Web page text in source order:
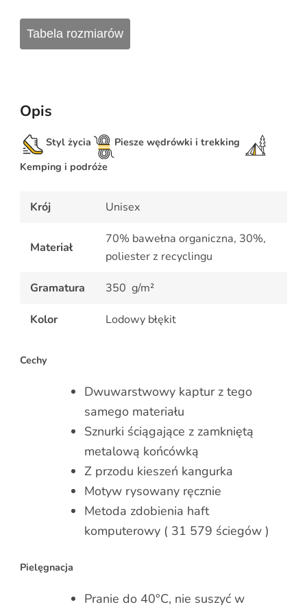
"WĘDROWIEC"
Tabela rozmiarów
Opis
Styl życia
Piesze wędrówki i trekking
Kemping i podróże
Krój Unisex
Materiał
70% bawełna organiczna, 30%,
poliester z recyclingu
Gramatura 350 g/m²
Kolor Lodowy błękit
Cechy
Dwuwarstwowy kaptur z tego
samego materiału
Sznurki ściągające z zamkniętą
metalową końcówką
Z przodu kieszeń kangurka
Motyw rysowany ręcznie
Metoda zdobienia haft
komputerowy ( 31 579 ściegów )
Pielęgnacja
Pranie do 40°C, nie suszyć w